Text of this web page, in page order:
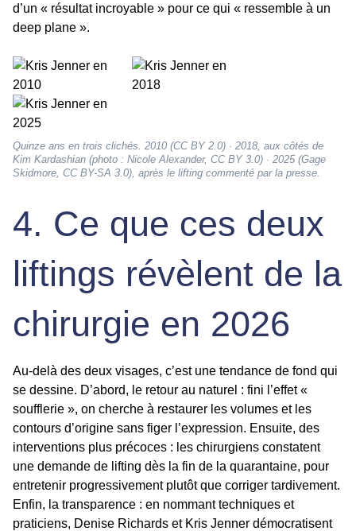
d’un « résultat incroyable » pour ce qui « ressemble à un
deep plane ».
Quinze ans en trois clichés. 2010 (CC BY 2.0) · 2018, aux côtés de
Kim Kardashian (photo : Nicole Alexander, CC BY 3.0) · 2025 (Gage
Skidmore, CC BY-SA 3.0), après le lifting commenté par la presse.
4. Ce que ces deux
liftings révèlent de la
chirurgie en 2026
Au-delà des deux visages, c’est une tendance de fond qui
se dessine. D’abord, le retour au naturel : fini l’effet «
soufflerie », on cherche à restaurer les volumes et les
contours d’origine sans figer l’expression. Ensuite, des
interventions plus précoces : les chirurgiens constatent
une demande de lifting dès la fin de la quarantaine, pour
entretenir progressivement plutôt que corriger tardivement.
Enfin, la transparence : en nommant techniques et
praticiens, Denise Richards et Kris Jenner démocratisent